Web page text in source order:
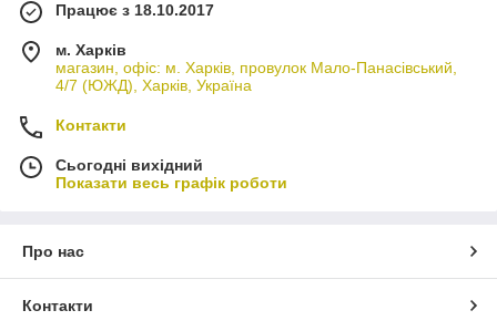
Працює з 18.10.2017
м. Харків
магазин, офіс: м. Харків, провулок Мало-Панасівський,
4/7 (ЮЖД), Харків, Україна
Контакти
Сьогодні вихідний
Показати весь графік роботи
Про нас
Контакти